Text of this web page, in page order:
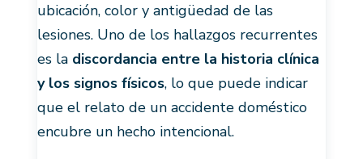
ubicación, color y antigüedad de las
lesiones. Uno de los hallazgos recurrentes
es la discordancia entre la historia clínica
y los signos físicos, lo que puede indicar
que el relato de un accidente doméstico
encubre un hecho intencional.